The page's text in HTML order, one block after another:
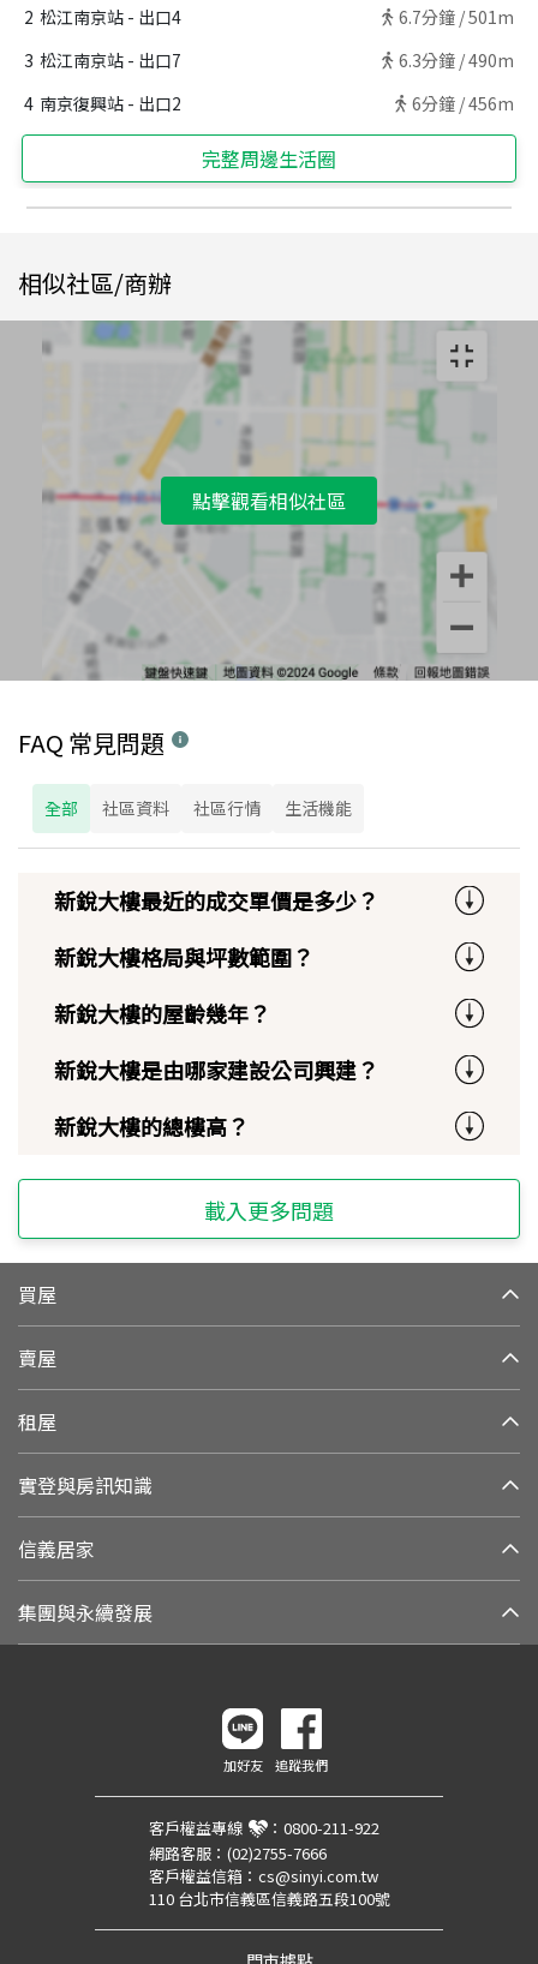
2 松江南京站 - 出口4 6.7分鐘 /501m
3 松江南京站 - 出口7 6.3分鐘 /490m
4 南京復興站 - 出口2 6分鐘 /456m
完整周邊生活圈
相似社區/商辦
點擊觀看相似社區
FAQ 常見問題
全部 社區資料 社區行情 生活機能
新銳大樓最近的成交單價是多少？
新銳大樓格局與坪數範圍？
新銳大樓的屋齡幾年？
新銳大樓是由哪家建設公司興建？
新銳大樓的總樓高？
載入更多問題
買屋
賣屋
租屋
實登與房訊知識
信義居家
集團與永續發展
加好友 追蹤我們
客戶權益專線 ： 0800-211-922
網路客服： (02)2755-7666
客戶權益信箱： cs@sinyi.com.tw
110 台北市信義區信義路五段100號